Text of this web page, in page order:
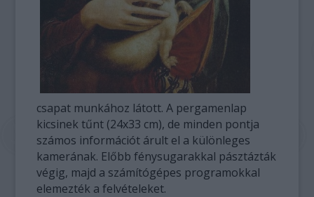
csapat munkához látott. A pergamenlap
kicsinek tűnt (24x33 cm), de minden pontja
számos információt árult el a különleges
kamerának. Előbb fénysugarakkal pásztázták
végig, majd a számítógépes programokkal
elemezték a felvételeket.